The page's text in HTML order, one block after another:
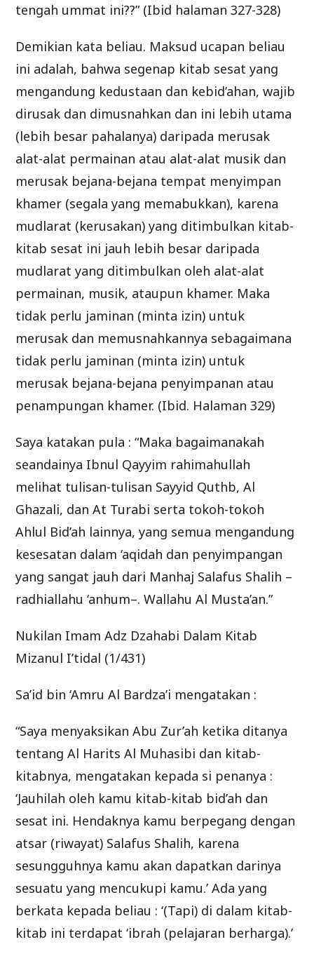
tengah ummat ini??” (Ibid halaman 327-328)
Demikian kata beliau. Maksud ucapan beliau
ini adalah, bahwa segenap kitab sesat yang
mengandung kedustaan dan kebid’ahan, wajib
dirusak dan dimusnahkan dan ini lebih utama
(lebih besar pahalanya) daripada merusak
alat-alat permainan atau alat-alat musik dan
merusak bejana-bejana tempat menyimpan
khamer (segala yang memabukkan), karena
mudlarat (kerusakan) yang ditimbulkan kitab-
kitab sesat ini jauh lebih besar daripada
mudlarat yang ditimbulkan oleh alat-alat
permainan, musik, ataupun khamer. Maka
tidak perlu jaminan (minta izin) untuk
merusak dan memusnahkannya sebagaimana
tidak perlu jaminan (minta izin) untuk
merusak bejana-bejana penyimpanan atau
penampungan khamer. (Ibid. Halaman 329)
Saya katakan pula : “Maka bagaimanakah
seandainya Ibnul Qayyim rahimahullah
melihat tulisan-tulisan Sayyid Quthb, Al
Ghazali, dan At Turabi serta tokoh-tokoh
Ahlul Bid’ah lainnya, yang semua mengandung
kesesatan dalam ‘aqidah dan penyimpangan
yang sangat jauh dari Manhaj Salafus Shalih –
radhiallahu ‘anhum–. Wallahu Al Musta’an.”
Nukilan Imam Adz Dzahabi Dalam Kitab
Mizanul I’tidal (1/431)
Sa’id bin ‘Amru Al Bardza’i mengatakan :
“Saya menyaksikan Abu Zur’ah ketika ditanya
tentang Al Harits Al Muhasibi dan kitab-
kitabnya, mengatakan kepada si penanya :
‘Jauhilah oleh kamu kitab-kitab bid’ah dan
sesat ini. Hendaknya kamu berpegang dengan
atsar (riwayat) Salafus Shalih, karena
sesungguhnya kamu akan dapatkan darinya
sesuatu yang mencukupi kamu.’ Ada yang
berkata kepada beliau : ‘(Tapi) di dalam kitab-
kitab ini terdapat ‘ibrah (pelajaran berharga).’